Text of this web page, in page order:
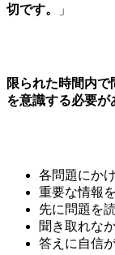
切です。
」
限られた時間内
を意識する必要が
各問題にか
重要な情報
先に問題を
聞き取れな
答えに自信